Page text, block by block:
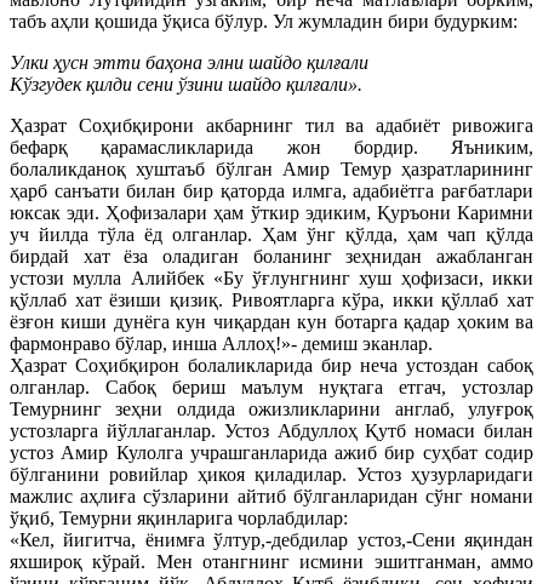
табъ аҳли қошида ўқиса бўлур. Ул жумладин бири будурким:
Улки ҳусн этти баҳона элни шайдо қилғали
Кўзгудек қилди сени ўзини шайдо қилғали».
Ҳазрат Соҳибқирони акбарнинг тил ва адабиёт ривожига
бефарқ қарамасликларида жон бордир. Яъниким,
болаликданоқ хуштаъб бўлган Амир Темур ҳазратларининг
ҳарб санъати билан бир қаторда илмга, адабиётга рағбатлари
юксак эди. Ҳофизалари ҳам ўткир эдиким, Қуръони Каримни
уч йилда тўла ёд олганлар. Ҳам ўнг қўлда, ҳам чап қўлда
бирдай хат ёза оладиган боланинг зеҳнидан ажабланган
устози мулла Алийбек «Бу ўғлунгнинг хуш ҳофизаси, икки
қўллаб хат ёзиши қизиқ. Ривоятларга кўра, икки қўллаб хат
ёзғон киши дунёга кун чиқардан кун ботарга қадар ҳоким ва
фармонраво бўлар, инша Аллоҳ!»- демиш эканлар.
Ҳазрат Соҳибқирон болаликларида бир неча устоздан сабоқ
олганлар. Сабоқ бериш маълум нуқтага етгач, устозлар
Темурнинг зеҳни олдида ожизликларини англаб, улуғроқ
устозларга йўллаганлар. Устоз Абдуллоҳ Қутб номаси билан
устоз Амир Кулолга учрашганларида ажиб бир суҳбат содир
бўлганини ровийлар ҳикоя қиладилар. Устоз ҳузурларидаги
мажлис аҳлиға сўзларини айтиб бўлганларидан сўнг номани
ўқиб, Темурни яқинларига чорлабдилар:
«Кел, йигитча, ёнимға ўлтур,-дебдилар устоз,-Сени яқиндан
яхшироқ кўрай. Мен отангнинг исмини эшитганман, аммо